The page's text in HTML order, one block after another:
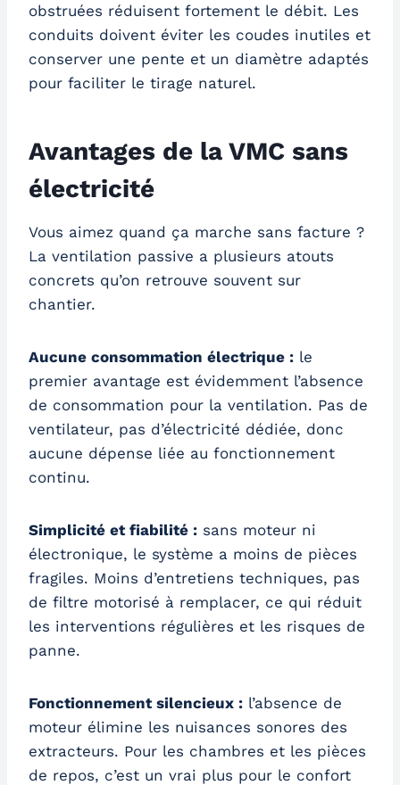
obstruées réduisent fortement le débit. Les
conduits doivent éviter les coudes inutiles et
conserver une pente et un diamètre adaptés
pour faciliter le tirage naturel.
Avantages de la VMC sans
électricité
Vous aimez quand ça marche sans facture ?
La ventilation passive a plusieurs atouts
concrets qu’on retrouve souvent sur
chantier.
Aucune consommation électrique : le
premier avantage est évidemment l’absence
de consommation pour la ventilation. Pas de
ventilateur, pas d’électricité dédiée, donc
aucune dépense liée au fonctionnement
continu.
Simplicité et fiabilité : sans moteur ni
électronique, le système a moins de pièces
fragiles. Moins d’entretiens techniques, pas
de filtre motorisé à remplacer, ce qui réduit
les interventions régulières et les risques de
panne.
Fonctionnement silencieux : l’absence de
moteur élimine les nuisances sonores des
extracteurs. Pour les chambres et les pièces
de repos, c’est un vrai plus pour le confort